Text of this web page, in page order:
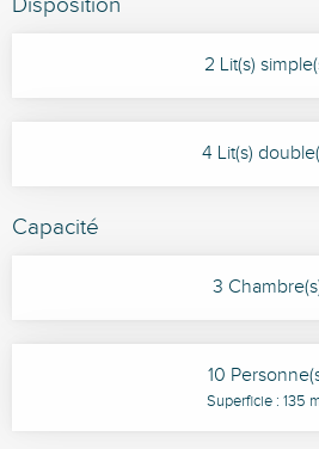
2 Lit(s)
4 Lit(s)
Capacité
3
10
Superficie : 135